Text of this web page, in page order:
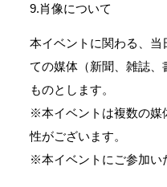
9.肖像について
本イベントに関わる、
ての媒体（新聞、雑誌
ものとします。
※本イベントは複数の媒
性がございます。
※本イベントにご参加い